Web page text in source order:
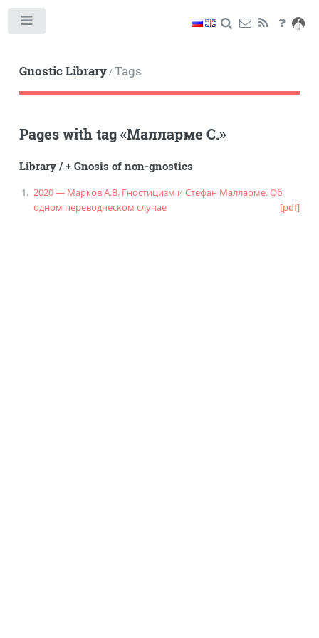
Gnostic Library/Tags
Pages with tag«Малларме С.»
Library/+ Gnosis of non-gnostics
2020 — Марков А.В. Гностицизм и Стефан Малларме. Об
одном переводческом случае
[pdf]